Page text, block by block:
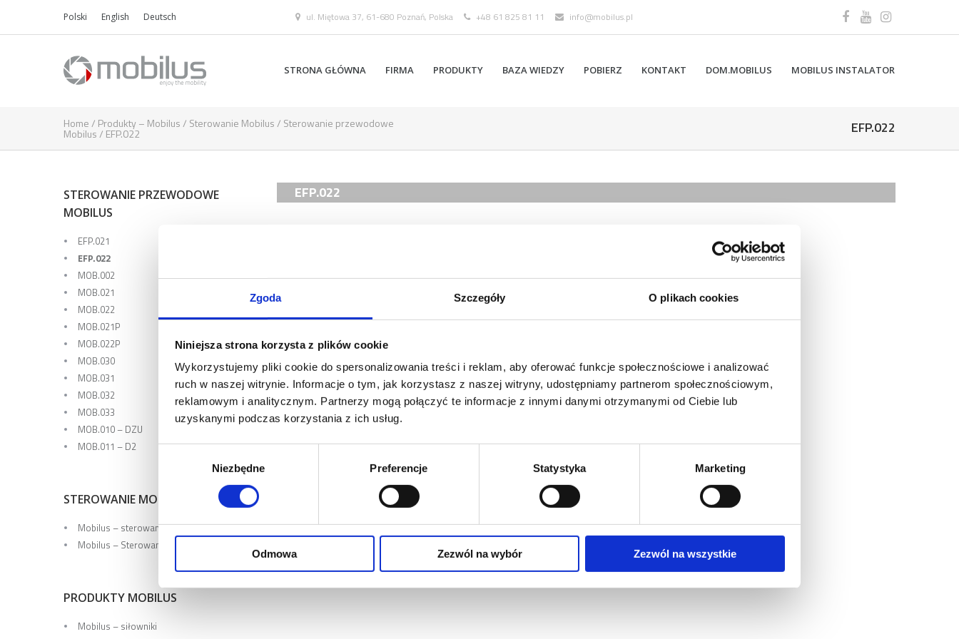
Zgoda Szczegóły O plikach cookies
Niniejsza strona korzysta z plików cookie
Wykorzystujemy pliki cookie do spersonalizowania treści i reklam, aby oferować funkcje społecznościowe i analizować
ruch w naszej witrynie. Informacje o tym, jak korzystasz z naszej witryny, udostępniamy partnerom społecznościowym,
reklamowym i analitycznym. Partnerzy mogą połączyć te informacje z innymi danymi otrzymanymi od Ciebie lub
uzyskanymi podczas korzystania z ich usług.
Niezbędne Preferencje Statystyka Marketing
Odmowa Zezwól na wybór Zezwól na wszystkie
Polski English Deutsch ul. Miętowa 37, 61-680 Poznań, Polska +48 61 825 81 11 info@mobilus.pl
STRONA GŁÓWNA FIRMA PRODUKTY BAZA WIEDZY POBIERZ KONTAKT DOM.MOBILUS MOBILUS INSTALATOR
EFP.022
Home/ Produkty – Mobilus/ Sterowanie Mobilus/ Sterowanie przewodowe
Mobilus/ EFP.022
EFP.022
WYŁĄCZNIK KLAWISZOWY Z PODTRZYMANIEM
STEROWANIE PRZEWODOWE
MOBILUS
EFP.021
EFP.022
MOB.002
MOB.021
MOB.022
MOB.021P
MOB.022P
MOB.030
MOB.031
MOB.032
MOB.033
MOB.010 – DZU
MOB.011 – D2
STEROWANIE MOBILUS
Mobilus – sterowanie radiowe
Mobilus – Sterowanie przewodowe
PRODUKTY MOBILUS
Mobilus – siłowniki